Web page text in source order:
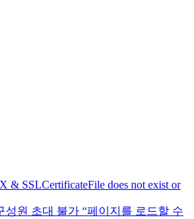
& SSLCertificateFile does not exist or
성원 초대 불가 “페이지를 로드할 수